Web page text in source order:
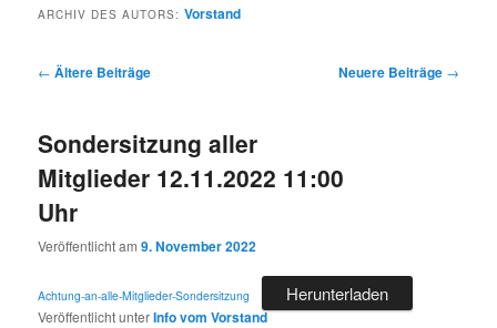
ARCHIV DES AUTORS:Vorstand
Beitragsnavigation
← Ältere Beiträge Neuere Beiträge →
Sondersitzung aller
Mitglieder 12.11.2022 11:00
Uhr
Veröffentlicht am9. November 2022
Achtung-an-alle-Mitglieder-Sondersitzung Herunterladen
Veröffentlicht unterInfo vom Vorstand